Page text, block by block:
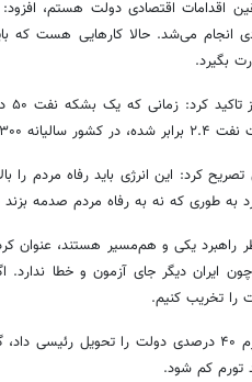
اقدامات اقتصادی دولت هستم،
انجام می‌شد. حالا کارهایی هست که
بگیرد.
مصرف داریم.
کرد: این انرژی باید رفاه مردم را
راهبرد یکی و هم‌مسیر هستند، عنوان
ایران دیگر جای آزمون و خطا ندارد.
را تخریب کنیم.
باهنر با بیان اینکه روحانی با تورم ۴۰ درصدی
تورم کم شود.